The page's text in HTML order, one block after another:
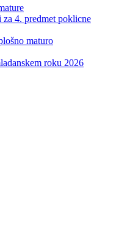
4. predmet poklicne
maturo
roku 2026